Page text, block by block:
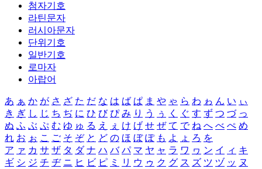
첨자기호
라틴문자
러시아문자
단위기호
일반기호
로마자
아랍어
あ ぁ か が さ ざ た だ な は ば ぱ ま や ゃ ら わ ゎ ん い ぃ
き ぎ し じ ち ぢ に ひ び ぴ み り う ぅ く ぐ す ず つ づ っ
ぬ ふ ぶ ぷ む ゆ ゅ る え ぇ け げ せ ぜ て で ね へ べ ぺ め
れ お ぉ こ ご そ ぞ と ど の ほ ぼ ぽ も よ ょ ろ を
ア ァ カ サ ザ タ ダ ナ ハ バ パ マ ヤ ャ ラ ワ ヮ ン イ ィ キ
ギ シ ジ チ ヂ ニ ヒ ビ ピ ミ リ ウ ゥ ク グ ス ズ ツ ヅ ッ ヌ